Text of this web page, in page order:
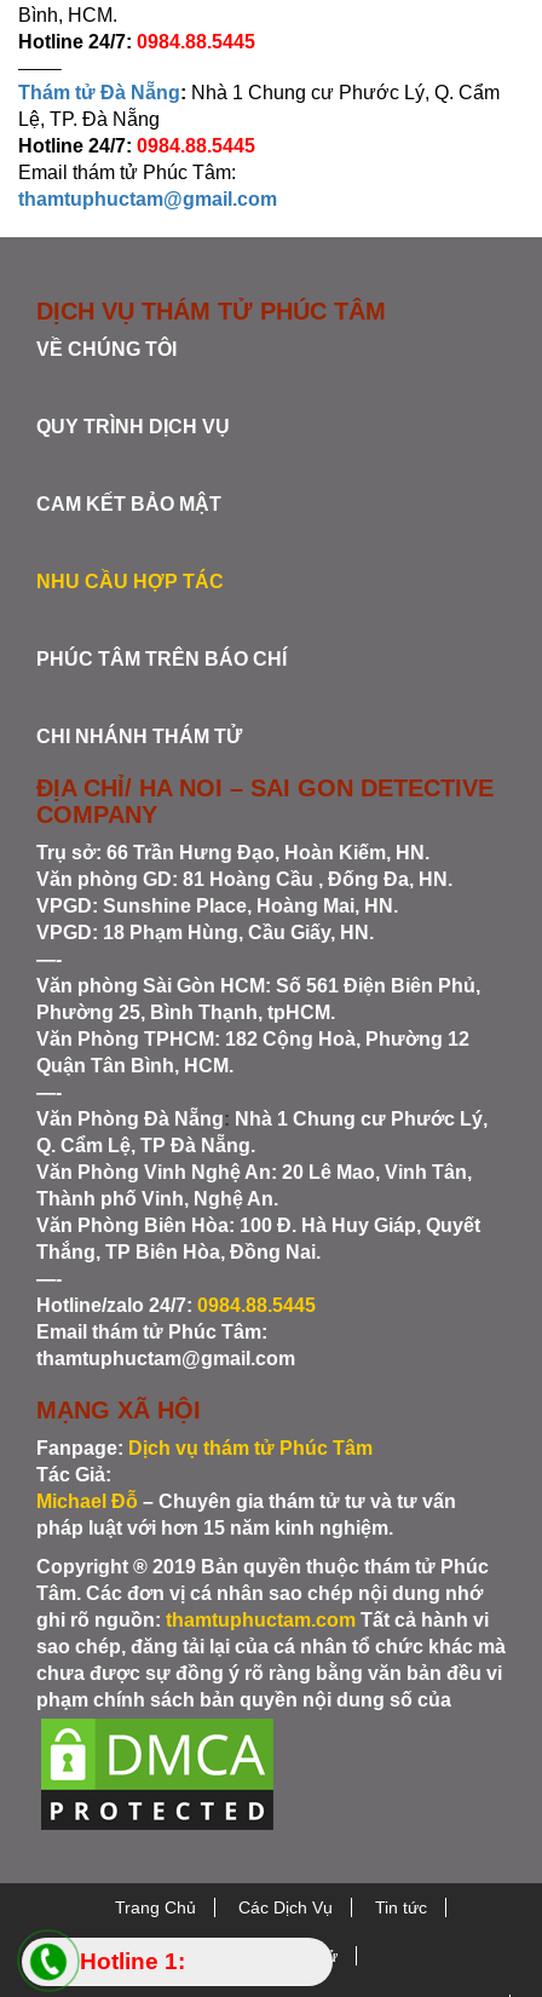
Bình, HCM.
Hotline 24/7: 0984.88.5445
——–
Thám tử Đà Nẵng: Nhà 1 Chung cư Phước Lý, Q. Cẩm
Lệ, TP. Đà Nẵng
Hotline 24/7: 0984.88.5445
Email thám tử Phúc Tâm:
thamtuphuctam@gmail.com
DỊCH VỤ THÁM TỬ PHÚC TÂM
VỀ CHÚNG TÔI
QUY TRÌNH DỊCH VỤ
CAM KẾT BẢO MẬT
NHU CẦU HỢP TÁC
PHÚC TÂM TRÊN BÁO CHÍ
CHI NHÁNH THÁM TỬ
ĐỊA CHỈ/ HA NOI – SAI GON DETECTIVE
COMPANY
Trụ sở: 66 Trần Hưng Đạo, Hoàn Kiếm, HN.
Văn phòng GD: 81 Hoàng Cầu , Đống Đa, HN.
VPGD: Sunshine Place, Hoàng Mai, HN.
VPGD: 18 Phạm Hùng, Cầu Giấy, HN.
—-
Văn phòng Sài Gòn HCM: Số 561 Điện Biên Phủ,
Phường 25, Bình Thạnh, tpHCM.
Văn Phòng TPHCM: 182 Cộng Hoà, Phường 12
Quận Tân Bình, HCM.
—-
Văn Phòng Đà Nẵng: Nhà 1 Chung cư Phước Lý,
Q. Cẩm Lệ, TP Đà Nẵng.
Văn Phòng Vinh Nghệ An: 20 Lê Mao, Vinh Tân,
Thành phố Vinh, Nghệ An.
Văn Phòng Biên Hòa: 100 Đ. Hà Huy Giáp, Quyết
Thắng, TP Biên Hòa, Đồng Nai.
—-
Hotline/zalo 24/7: 0984.88.5445
Email thám tử Phúc Tâm:
thamtuphuctam@gmail.com
MẠNG XÃ HỘI
Fanpage: Dịch vụ thám tử Phúc Tâm
Tác Giả:
Michael Đỗ – Chuyên gia thám tử tư và tư vấn
pháp luật với hơn 15 năm kinh nghiệm.
Copyright ® 2019 Bản quyền thuộc thám tử Phúc
Tâm. Các đơn vị cá nhân sao chép nội dung nhớ
ghi rõ nguồn: thamtuphuctam.com Tất cả hành vi
sao chép, đăng tải lại của cá nhân tổ chức khác mà
chưa được sự đồng ý rõ ràng bằng văn bản đều vi
phạm chính sách bản quyền nội dung số của
Trang Chủ Các Dịch Vụ Tin tức
Thiết bị Thám Tử
Hotline 1: